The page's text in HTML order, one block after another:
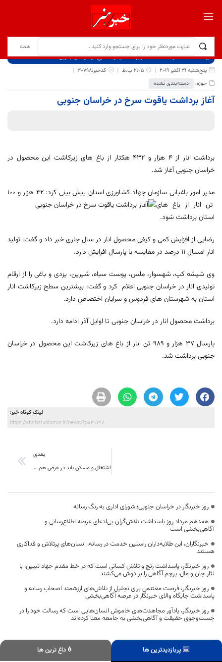
برگ نخست نوشته‌ها
آغاز برداشت یاقوت سرخ در خراسان جنوبی
پنج‌شنبه 31 اکتبر 2019
2:05 ب.ظ
کدخبر:30798
حوزه:
دسته‌بندی نشده
آغاز برداشت یاقوت سرخ در خراسان جنوبی
برداشت انار از 4 هزار و 432 هکتار از باغ های زیرکاشت این محصول در
خراسان جنوبی آغاز شد.
مدیر امور باغبانی سازمان جهاد کشاورزی استان پیش بینی کر
د: 42 هزار و 100
تن انار از باغ های
استان برداشت شود.
رضایی از افزایش کمی و کیفی محصول انار در سال جاری خبر داد و گفت: تولید
انار امسال 11 درصد در مقایسه با پارسال افزایش دارد.
وی شیشه کپ، شهسوار، ملس، پوست سیاه، شیرین، یزدی و باغی را از ارقام
تولیدی انار در خراسان جنوبی اعلام کرد و گفت: بیشترین سطح زیرکاشت انار
استان به شهرستان های فردوس و سرایان اختصاص دارد.
برداشت محصول انار در خراسان جنوبی تا اوایل آذر ادامه دارد.
پارسال 37 هزار و 989 تن انار از باغ های زیرکاشت این محصول در خراسان
جنوبی برداشت شد.
لینک کوتاه خبر:
https://khabarvahonar.ir/news/?p=30798
بعدی
اشتغال و مسکن باید در عرض هم حرکت کنند و این اتفاق با ساخت واحدهای مسکونی روستایی رخ داد
روز خبرنگار در خراسان جنوبی؛ شورای اداری به رنگ رسانه
هفدهم مرداد روز پاسداشت تلاش‌گران بی‌ادعای عرصه اطلاع‌رسانی و
آگاهی‌بخشی است
خبرنگاران، این طلایه‌داران راستین خدمت در رسانه، انسان‌های پرتلاش و فداکاری
هستند
روز خبرنگار، پاسداشت رنج و تلاش کسانی است که در خط مقدم جهاد تبیین، با
نثار جان و مال، پرچم آگاهی را بر دوش می‌کشند
روز خبرنگار، فرصت مغتنمی برای تجلیل از تلاش‌های ارزشمند اصحاب رسانه و
پاسداشت جایگاه والای خبرنگار در عرصه آگاهی‌بخشی
روز خبرنگار، یادآور مجاهدت‌های خاموش انسان‌هایی است که رسالت خود را در
جست‌وجوی حقیقت و آگاهی‌بخشی به جامعه معنا کرده‌اند
پربازدیدترین ها داغ ترین ها